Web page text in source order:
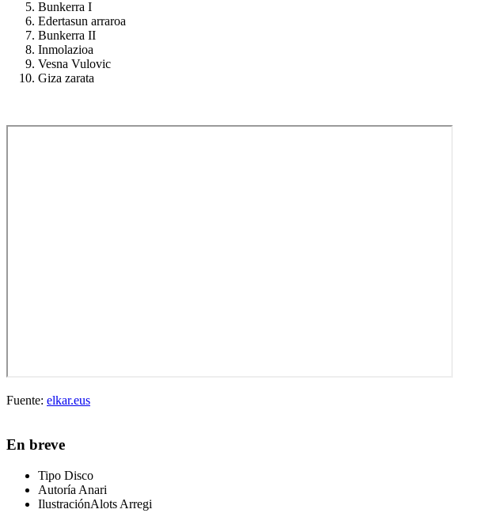
Bunkerra I
Edertasun arraroa
Bunkerra II
Inmolazioa
Vesna Vulovic
Giza zarata
Fuente: elkar.eus
En breve
Tipo Disco
Autoría Anari
IlustraciónAlots Arregi